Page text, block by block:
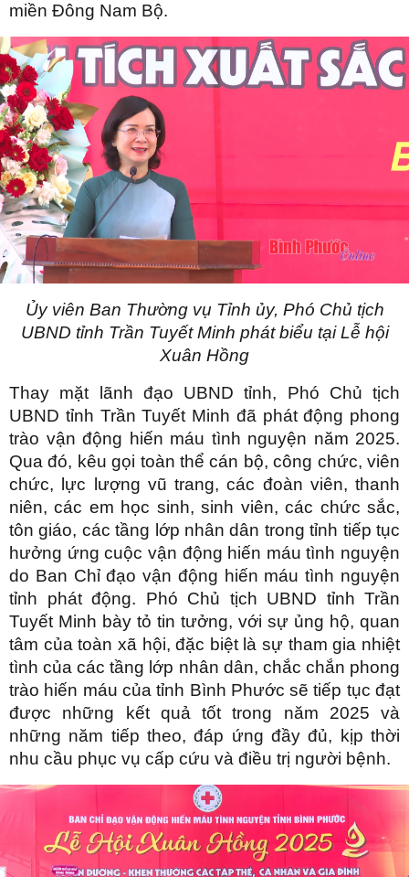
miền Đông Nam Bộ.
Ủy viên Ban Thường vụ Tỉnh ủy, Phó Chủ tịch
UBND tỉnh Trần Tuyết Minh phát biểu tại Lễ hội
Xuân Hồng
Thay mặt lãnh đạo UBND tỉnh, Phó Chủ tịch
UBND tỉnh Trần Tuyết Minh đã phát động phong
trào vận động hiến máu tình nguyện năm 2025.
Qua đó, kêu gọi toàn thể cán bộ, công chức, viên
chức, lực lượng vũ trang, các đoàn viên, thanh
niên, các em học sinh, sinh viên, các chức sắc,
tôn giáo, các tầng lớp nhân dân trong tỉnh tiếp tục
hưởng ứng cuộc vận động hiến máu tình nguyện
do Ban Chỉ đạo vận động hiến máu tình nguyện
tỉnh phát động. Phó Chủ tịch UBND tỉnh Trần
Tuyết Minh bày tỏ tin tưởng, với sự ủng hộ, quan
tâm của toàn xã hội, đặc biệt là sự tham gia nhiệt
tình của các tầng lớp nhân dân, chắc chắn phong
trào hiến máu của tỉnh Bình Phước sẽ tiếp tục đạt
được những kết quả tốt trong năm 2025 và
những năm tiếp theo, đáp ứng đầy đủ, kịp thời
nhu cầu phục vụ cấp cứu và điều trị người bệnh.